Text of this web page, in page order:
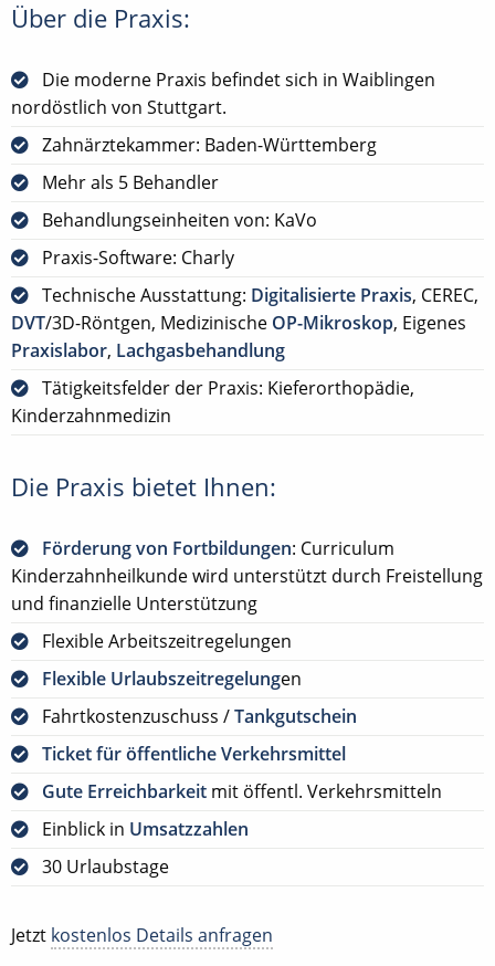
Über die Praxis:
Die moderne Praxis befindet sich in Waiblingen
nordöstlich von Stuttgart.
Zahnärztekammer: Baden-Württemberg
Mehr als 5 Behandler
Behandlungseinheiten von: KaVo
Praxis-Software: Charly
Technische Ausstattung: Digitalisierte Praxis, CEREC,
DVT/3D-Röntgen, Medizinische OP-Mikroskop, Eigenes
Praxislabor, Lachgasbehandlung
Tätigkeitsfelder der Praxis: Kieferorthopädie,
Kinderzahnmedizin
Die Praxis bietet Ihnen:
Förderung von Fortbildungen: Curriculum
Kinderzahnheilkunde wird unterstützt durch Freistellung
und finanzielle Unterstützung
Flexible Arbeitszeitregelungen
Flexible Urlaubszeitregelungen
Fahrtkostenzuschuss /Tankgutschein
Ticket für öffentliche Verkehrsmittel
Gute Erreichbarkeit mit öffentl. Verkehrsmitteln
Einblick in Umsatzzahlen
30 Urlaubstage
Jetzt kostenlos Details anfragen